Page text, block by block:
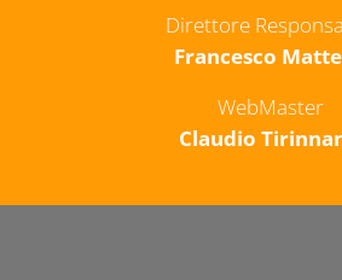
Direttore
Francesco
WebMaster
Claudio